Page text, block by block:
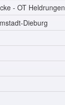
- OT Heldrungen
Dieburg